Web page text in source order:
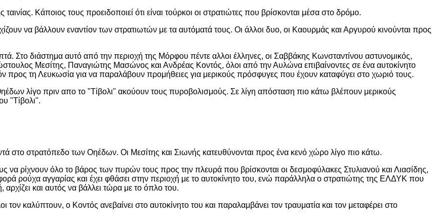
Κάποιος τους προειδοποιεί ότι είναι τούρκοι οι στρατιώτες που βρίσκονται μέσα στο δρόμο.
να βάλλουν εναντίον των στρατιωτών με τα αυτόματά τους. Οι άλλοι δυο, οι Καουρμάς και Αργυρού κινούνται προς
Στο διάστημα αυτό από την περιοχή της Μόρφου πέντε αλλοι έλληνες, οι Σαββάκης Κωνσταντίνου αστυνομικός,
Μεσίτης, Παναγιώτης Μασώνος και Ανδρέας Κοντός, όλοι από την Αυλώνα επιβαίνοντες σε ένα αυτοκίνητο
τη Λευκωσία για να παραλάβουν προμήθειες για μερικούς πρόσφυγες που έχουν καταφύγει στο χωριό τους.
λίγο πριν απο το "Τίβολι" ακούουν τους πυροβολισμούς. Σε λίγη απόσταση πιο κάτω βλέπουν μερικούς
"Τίβολι".
στρατόπεδο των Οηέδων. Οι Μεσίτης και Σιωνής κατευθύνονται προς ένα κενό χώρο λίγο πιο κάτω.
να ρίχνουν όλο το βάρος των πυρών τους προς την πλευρά που βρίσκονται οι δεσμοφύλακες Στυλιανού και Λιασίδης,
ρούχα αγγαρίας και έχει φθάσει στην περιοχή με το αυτοκίνητο του, ενώ παράλληλα ο στρατιώτης της ΕΛΔΥΚ που
αρχίζει και αυτός να βάλλει τώρα με το όπλο του.
τον καλύπτουν, ο Κοντός ανεβαίνει στο αυτοκίνητο του και παραλαμβάνει τον τραυματία και τον μεταφέρει στο